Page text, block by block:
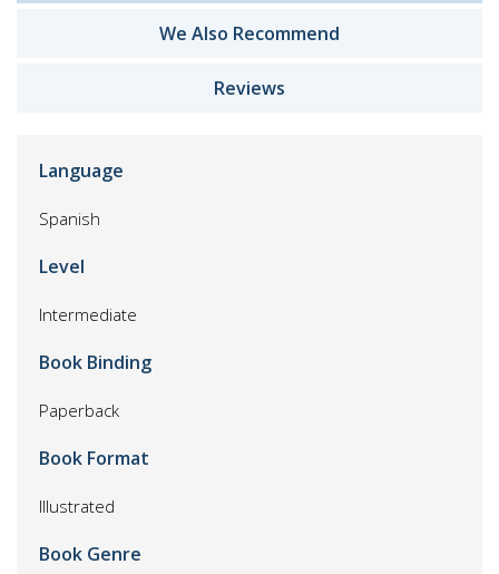
We Also Recommend
Reviews
Language
Spanish
Level
Intermediate
Book Binding
Paperback
Book Format
Illustrated
Book Genre